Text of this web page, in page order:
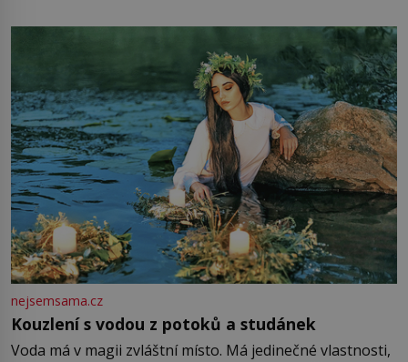
milostpaní. Stačí jenom na sukni,“ zhodnotí švadlena
množství růžového mušelínu. „Ošidili vás, podívejte.“
Vezme do ruky dřevěnou
nejsemsama.cz
Kouzlení s vodou z potoků a studánek
Voda má v magii zvláštní místo. Má jedinečné vlastnosti,